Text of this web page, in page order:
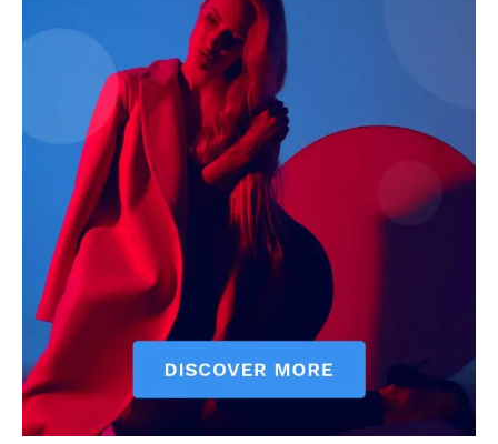
Contact Us
Privacy Policy
Terms of Use Agreement
Facebook
X WhatsApp
Share